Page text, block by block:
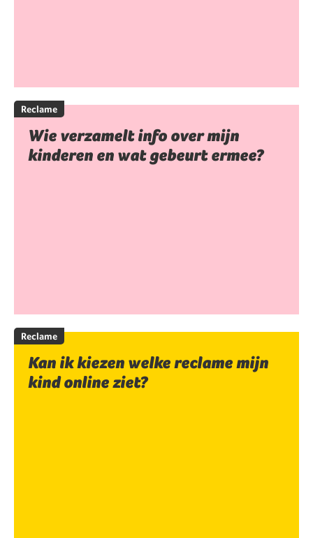
Reclame
Wie verzamelt info over mijn
kinderen en wat gebeurt ermee?
Reclame
Kan ik kiezen welke reclame mijn
kind online ziet?